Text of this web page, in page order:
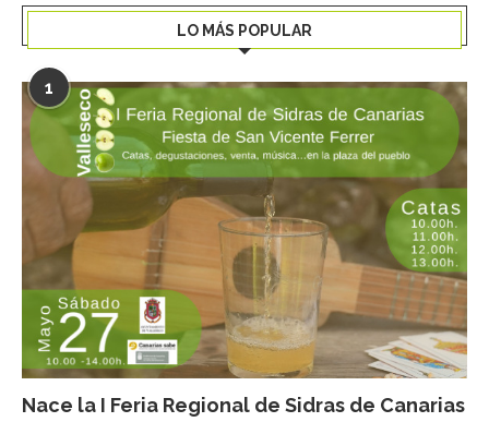
LO MÁS POPULAR
1
Nace la I Feria Regional de Sidras de Canarias